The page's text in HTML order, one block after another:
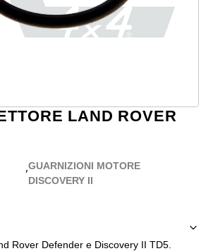
LAND ROVER
,GUARNIZIONI MOTORE
DISCOVERY II
Rover Defender e Discovery II TD5.